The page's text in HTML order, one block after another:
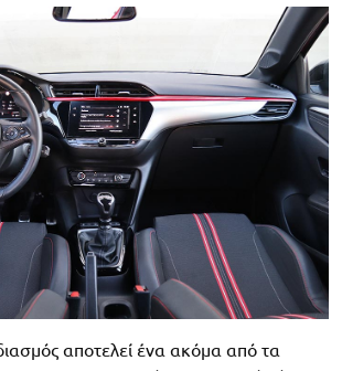
αποτελεί ένα ακόμα από τα